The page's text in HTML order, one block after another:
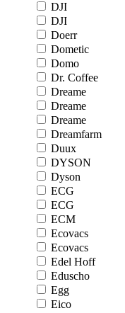
DJI
DJI
Doerr
Dometic
Domo
Dr. Coffee
Dreame
Dreame
Dreame
Dreamfarm
Duux
DYSON
Dyson
ECG
ECG
ECM
Ecovacs
Ecovacs
Edel Hoff
Eduscho
Egg
Eico